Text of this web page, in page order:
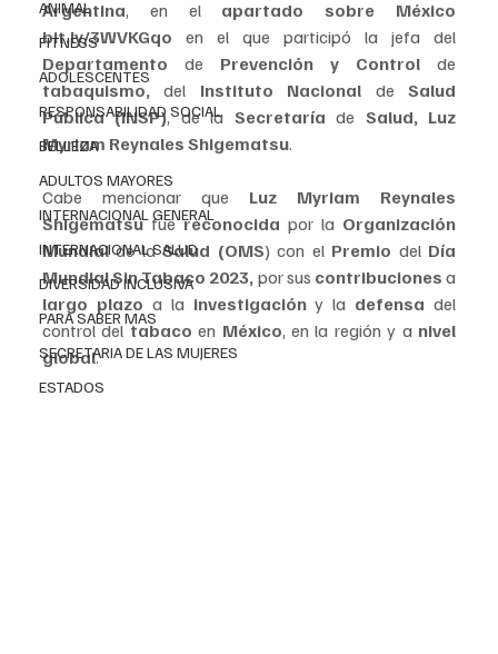
ANIMAL
FITNESS
ADOLESCENTES
RESPONSABILIDAD SOCIAL
BELLEZA
ADULTOS MAYORES
INTERNACIONAL GENERAL
INTERNACIONAL SALUD
DIVERSIDAD INCLUSIVA
PARA SABER MAS
SECRETARIA DE LAS MUJERES
ESTADOS
Argentina, en el apartado sobre México
bit.ly/3WVKGqo
Departamento de Prevención y Control
tabaquismo, del Instituto Nacional de Salud
Pública (INSP), de la Secretaría de Salud, Luz
Myriam Reynales Shigematsu.
Cabe mencionar que Luz Myriam Reynales
Shigematsu fue reconocida por la Organización
Mundial de la Salud (OMS) con el Premio del Día
Mundial Sin Tabaco 2023, por sus contribuciones
largo plazo a la investigación y la defensa del
control del tabaco en México, en la región y a nivel
global.